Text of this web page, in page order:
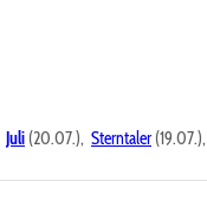
Juli (20.07.), Sterntaler (19.07.),